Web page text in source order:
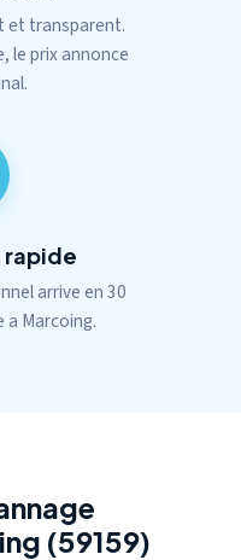
et transparent.
le prix annonce
arrive en 30
a Marcoing.
(59159)